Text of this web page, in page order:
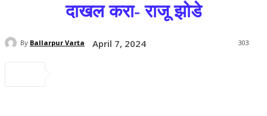
दाखल करा- राजू झोडे
By Ballarpur Varta April 7, 2024 303